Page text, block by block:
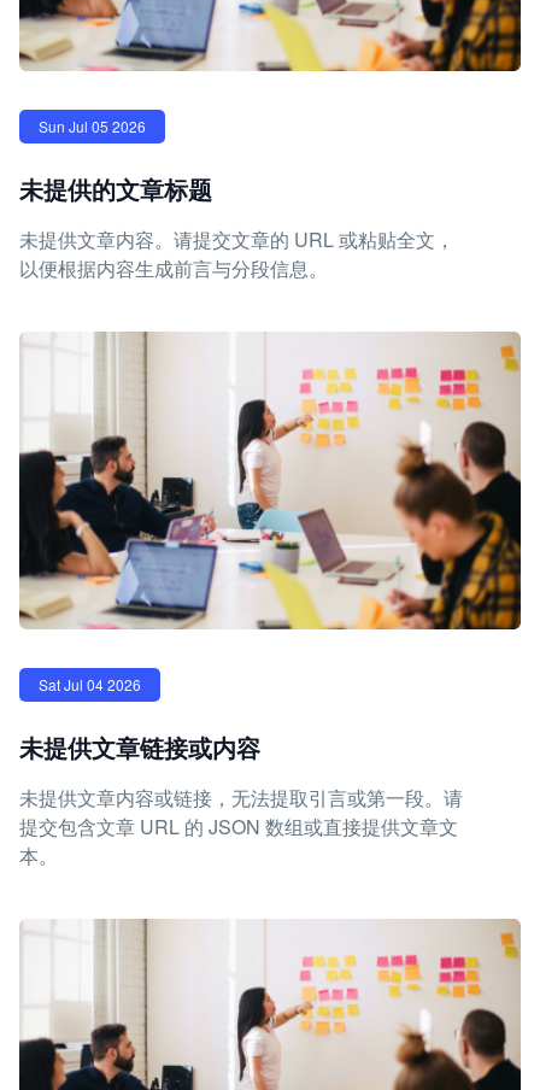
Sun Jul 05 2026
未提供的文章标题
未提供文章内容。请提交文章的 URL 或粘贴全文，
以便根据内容生成前言与分段信息。
Sat Jul 04 2026
未提供文章链接或内容
未提供文章内容或链接，无法提取引言或第一段。请
提交包含文章 URL 的 JSON 数组或直接提供文章文
本。